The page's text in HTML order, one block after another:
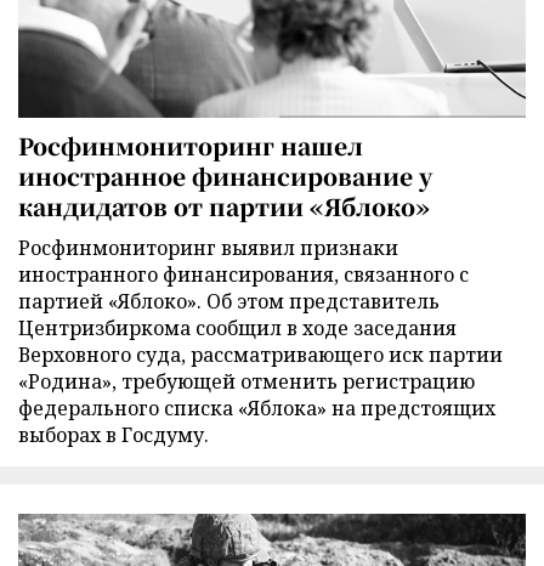
Росфинмониторинг нашел
иностранное финансирование у
кандидатов от партии «Яблоко»
Росфинмониторинг выявил признаки
иностранного финансирования, связанного с
партией «Яблоко». Об этом представитель
Центризбиркома сообщил в ходе заседания
Верховного суда, рассматривающего иск партии
«Родина», требующей отменить регистрацию
федерального списка «Яблока» на предстоящих
выборах в Госдуму.